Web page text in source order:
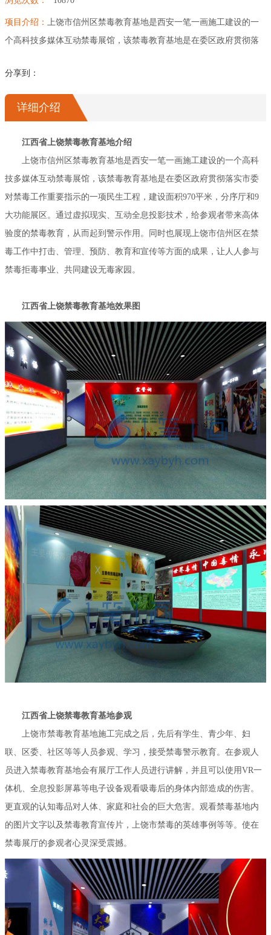
项目介绍： 上饶市信州区禁毒教育基地是西安一笔一画施工建设的一
个高科技多媒体互动禁毒展馆，该禁毒教育基地是在委区政府贯彻落
厅和9大功能展区。通过虚拟现实、互动全息投影技术，给参观者带来
高体验度的禁毒教育，从而起到警示作用。同时也展现上饶市信州区
在禁毒工作中打击、管理、预防、教育和宣传等方面的成果，让人人
分享到：
详细介绍
江西省上饶禁毒教育基地介绍
上饶市信州区禁毒教育基地是西安一笔一画施工建设的一个高科
技多媒体互动禁毒展馆，该禁毒教育基地是在委区政府贯彻落实市委
对禁毒工作重要指示的一项民生工程，建设面积970平米，分序厅和9
大功能展区。通过虚拟现实、互动全息投影技术，给参观者带来高体
验度的禁毒教育，从而起到警示作用。同时也展现上饶市信州区在禁
毒工作中打击、管理、预防、教育和宣传等方面的成果，让人人参与
禁毒拒毒事业、共同建设无毒家园。
江西省上饶禁毒教育基地效果图
江西省上饶禁毒教育基地参观
上饶市禁毒教育基地施工完成之后，先后有学生、青少年、妇
联、区委、社区等等人员参观、学习，接受禁毒警示教育。在参观人
员进入禁毒教育基地会有展厅工作人员进行讲解，并且可以使用VR一
体机、全息投影屏幕等电子设备观看吸毒后的身体内部造成的伤害。
更直观的认知毒品对人体、家庭和社会的巨大危害。观看禁毒基地内
的图片文字以及禁毒教育宣传片，上饶市禁毒的英雄事例等等。使在
禁毒展厅的参观者心灵深受震撼。